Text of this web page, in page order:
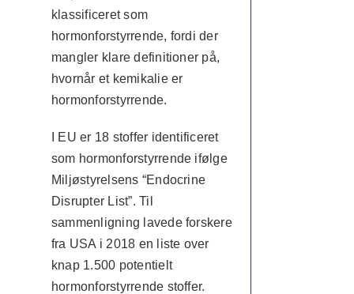
klassificeret som
hormonforstyrrende, fordi der
mangler klare definitioner på,
hvornår et kemikalie er
hormonforstyrrende.
I EU er 18 stoffer identificeret
som hormonforstyrrende ifølge
Miljøstyrelsens “Endocrine
Disrupter List”. Til
sammenligning lavede forskere
fra USA i 2018 en liste over
knap 1.500 potentielt
hormonforstyrrende stoffer.